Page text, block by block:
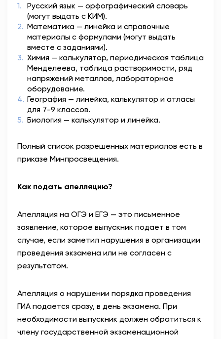
Русский язык — орфографический словарь
(могут выдать с КИМ).
Математика — линейка и справочные
материалы с формулами (могут выдать
вместе с заданиями).
Химия — калькулятор, периодическая таблица
Менделеева, таблица растворимости, ряд
напряжений металлов, лабораторное
оборудование.
География — линейка, калькулятор и атласы
для 7-9 классов.
Биология — калькулятор и линейка.
Полный список разрешенных материалов есть в
приказе Минпросвещения.
Как подать апелляцию?
Апелляция на ОГЭ и ЕГЭ — это письменное
заявление, которое выпускник подает в том
случае, если заметил нарушения в организации
проведения экзамена или не согласен с
результатом.
Апелляция о нарушении порядка проведения
ГИА подается сразу, в день экзамена. При
необходимости выпускник должен обратиться к
члену государственной экзаменационной